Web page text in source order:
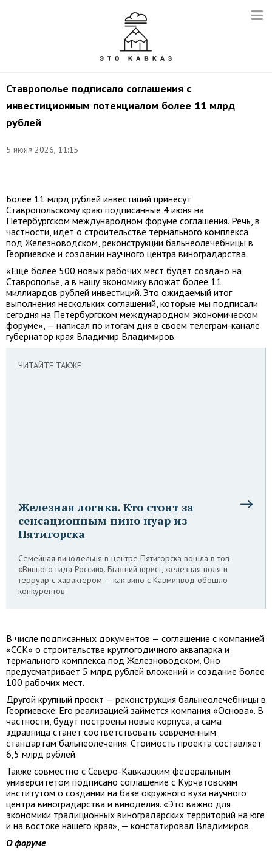
Ставрополье подписало соглашения с
инвестиционным потенциалом более 11 млрд
рублей
5 июня 2026, 11:15
соцсети
Более 11 млрд рублей инвестиций принесут
Ставропольскому краю подписанные 4 июня на
Петербургском международном форуме соглашения. Речь, в
частности, идет о строительстве термального комплекса
под Железноводском, реконструкции бальнеолечебницы в
Георгиевске и создании научного центра виноградарства.
«Еще более 500 новых рабочих мест будет создано на
Ставрополье, а в нашу экономику вложат более 11
миллиардов рублей инвестиций. Это ожидаемый итог
выполнения нескольких соглашений, которые мы подписали
сегодня на Петербургском международном экономическом
форуме», — написал по итогам дня в своем телеграм-канале
губернатор края Владимир Владимиров.
ЧИТАЙТЕ ТАКЖЕ
Железная логика. Кто стоит за
сенсационным пино нуар из
Пятигорска
Семейная винодельня в центре Пятигорска вошла в топ
«Винного гида России». Бывший юрист, железная воля и
терруар с характером — как вино с Кавминвод обошло
конкурентов
В числе подписанных документов — соглашение с компанией
«ССК» о строительстве круглогодичного аквапарка и
термального комплекса под Железноводском. Оно
предусматривает 5 млрд рублей вложений и создание более
100 рабочих мест.
Другой крупный проект — реконструкция бальнеолечебницы в
Георгиевске. Его реализацией займется компания «Основа». В
частности, будут построены новые корпуса, а сама
здравница станет соответствовать современным
стандартам бальнеолечения. Стоимость проекта составляет
6,5 млрд рублей.
Также совместно с Северо-Кавказским федеральным
университетом подписано соглашение с Курчатовским
институтом о создании на базе окружного вуза научного
центра виноградарства и виноделия. «Это важно для
экономики традиционных виноградарских территорий на юге
и на востоке нашего края», — констатировал Владимиров.
О форуме